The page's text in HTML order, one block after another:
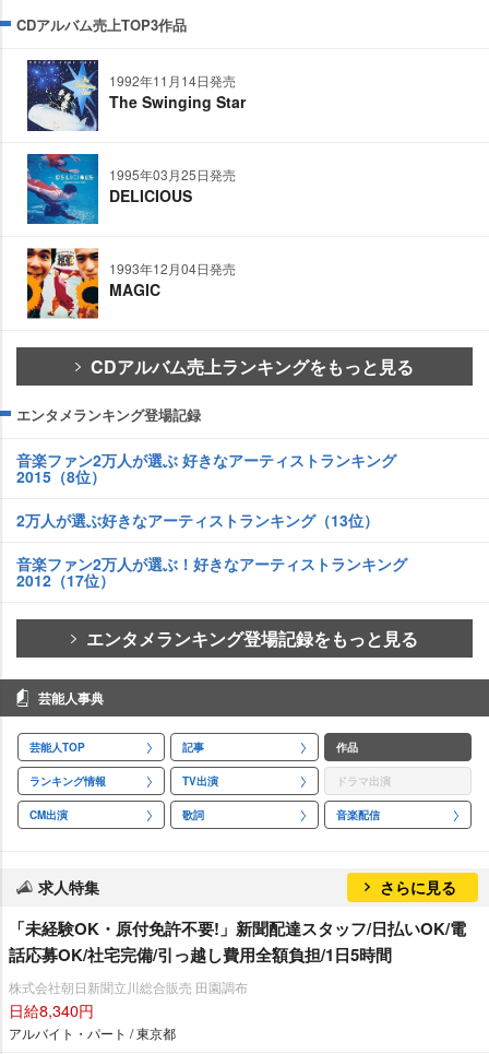
CDアルバム売上TOP3作品
1992年11月14日発売
The Swinging Star
1995年03月25日発売
DELICIOUS
1993年12月04日発売
MAGIC
CDアルバム売上ランキングをもっと見る
エンタメランキング登場記録
音楽ファン2万人が選ぶ 好きなアーティストランキング
2015（8位）
2万人が選ぶ好きなアーティストランキング（13位）
音楽ファン2万人が選ぶ！好きなアーティストランキング
2012（17位）
エンタメランキング登場記録をもっと見る
芸能人事典
芸能人TOP 記事 作品
ランキング情報 TV出演 ドラマ出演
CM出演 歌詞 音楽配信
求人特集 さらに見る
「未経験OK・原付免許不要!」新聞配達スタッフ/日払いOK/電
話応募OK/社宅完備/引っ越し費用全額負担/1日5時間
株式会社朝日新聞立川総合販売 田園調布
日給8,340円
アルバイト・パート / 東京都